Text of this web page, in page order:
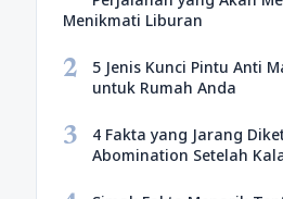
Menikmati Liburan
2
5 Jenis Kunci Pintu Anti
untuk Rumah Anda
3
4 Fakta yang Jarang
Abomination Setelah